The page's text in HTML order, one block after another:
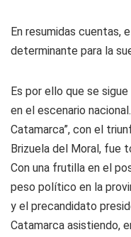
En resumidas cuentas,
determinante para la
Es por ello que se
en el escenario
Catamarca”, con el
Brizuela del Moral, fue
Con una frutilla en el
peso político en la
y el precandidato
Catamarca asistiendo,